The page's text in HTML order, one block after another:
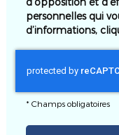
personnelles qui
d’informations,
* Champs obligatoires